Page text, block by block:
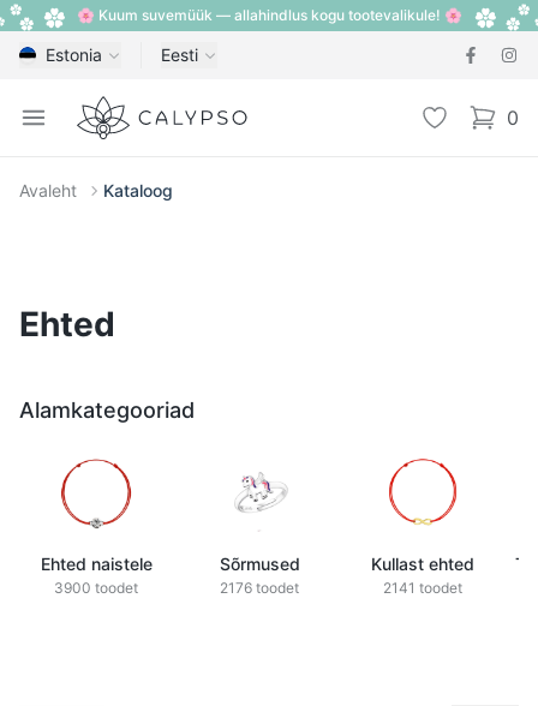
🌸 Kuum suvemüük — allahindlus kogu tootevalikule! 🌸
Estonia Eesti
Open menu
Calypso Lemmik 0
items
Avaleht Kataloog
Ehted
Alamkategooriad
Ehted naistele
3900 toodet
Sõrmused
2176 toodet
Kullast ehted
2141 toodet